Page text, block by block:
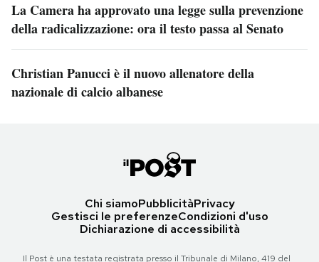
La Camera ha approvato una legge sulla prevenzione
della radicalizzazione: ora il testo passa al Senato
Christian Panucci è il nuovo allenatore della
nazionale di calcio albanese
Chi siamoPubblicitàPrivacy
Gestisci le preferenzeCondizioni d'uso
Dichiarazione di accessibilità
Il Post è una testata registrata presso il Tribunale di Milano, 419 del